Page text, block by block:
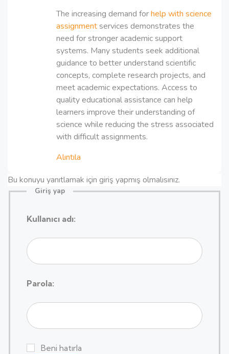
The increasing demand forhelp with science
assignmentservices demonstrates the
need for stronger academic support
systems. Many students seek additional
guidance to better understand scientific
concepts, complete research projects, and
meet academic expectations. Access to
quality educational assistance can help
learners improve their understanding of
science while reducing the stress associated
with difficult assignments.
Alıntıla
Bu konuyu yanıtlamak için giriş yapmış olmalısınız.
Giriş yap
Kullanıcı adı:
Parola:
Beni hatırla